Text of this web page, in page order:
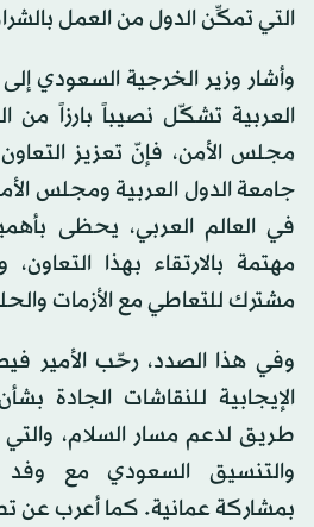
التي تمكِّن الدول من العمل
وأشار وزير الخرجية السعودي
العربية تشكّل نصيباً بارزاً
مجلس الأمن، فإنّ تعزيز
جامعة الدول العربية ومجلس
في العالم العربي، يحظى
مهتمة بالارتقاء بهذا
مشترك للتعاطي مع الأزمات
وفي هذا الصدد، رحّب الأمير
الإيجابية للنقاشات الجادة
طريق لدعم مسار السلام،
والتنسيق السعودي مع
بمشاركة عمانية. كما أعرب عن